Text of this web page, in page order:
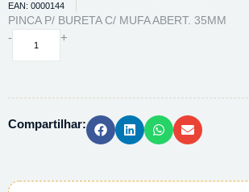
EAN: 0000144
PINCA P/ BURETA C/ MUFA ABERT. 35MM
-
PINCA
ABERT.
+
Compartilhar: